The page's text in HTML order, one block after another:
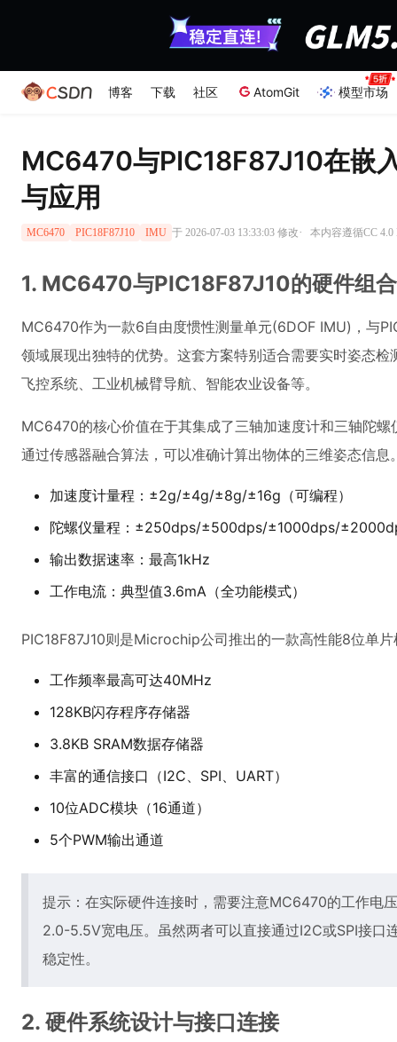
博客 下载 社区 AtomGit 模型市场
MC6470与PIC18F87J10在嵌
与应用
MC6470 PIC18F87J10 IMU 于 2026-07-03 13:33:03 修改· 本内容遵循CC
1. MC6470与PIC18F87J10的硬件组
MC6470作为一款6自由度惯性测量单元(6DOF IMU)，与
领域展现出独特的优势。这套方案特别适合需要实时姿态
飞控系统、工业机械臂导航、智能农业设备等。
MC6470的核心价值在于其集成了三轴加速度计和三轴陀
通过传感器融合算法，可以准确计算出物体的三维姿态信息
加速度计量程：±2g/±4g/±8g/±16g（可编程）
陀螺仪量程：±250dps/±500dps/±1000dps/
输出数据速率：最高1kHz
工作电流：典型值3.6mA（全功能模式）
PIC18F87J10则是Microchip公司推出的一款高性能8位单
工作频率最高可达40MHz
128KB闪存程序存储器
3.8KB SRAM数据存储器
丰富的通信接口（I2C、SPI、UART）
10位ADC模块（16通道）
5个PWM输出通道
提示：在实际硬件连接时，需要注意MC6470的工作电
2.0-5.5V宽电压。虽然两者可以直接通过I2C或SPI接口
稳定性。
2. 硬件系统设计与接口连接